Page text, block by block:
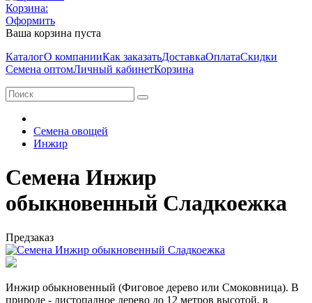
Корзина:
Оформить
Ваша корзина пуста
КаталогО компанииКак заказатьДоставкаОплатаСкидки
Семена оптомЛичный кабинетКорзина
Семена овощей
Инжир
Семена Инжир
обыкновенный Сладкоежка
Предзаказ
Инжир обыкновенный (Фиговое дерево или Смоковница). В
природе - листопадное дерево до 12 метров высотой, в